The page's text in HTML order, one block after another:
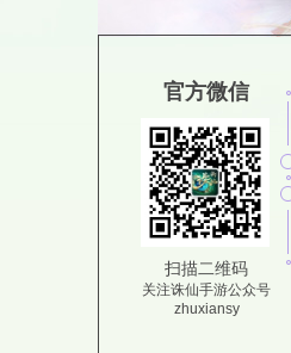
官方微信
扫描二维码
关注诛仙手游公众号
zhuxiansy